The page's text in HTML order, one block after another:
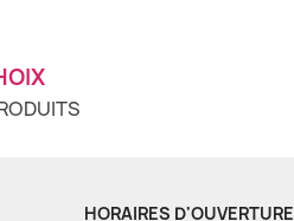
HORAIRES D'OUVERTURE